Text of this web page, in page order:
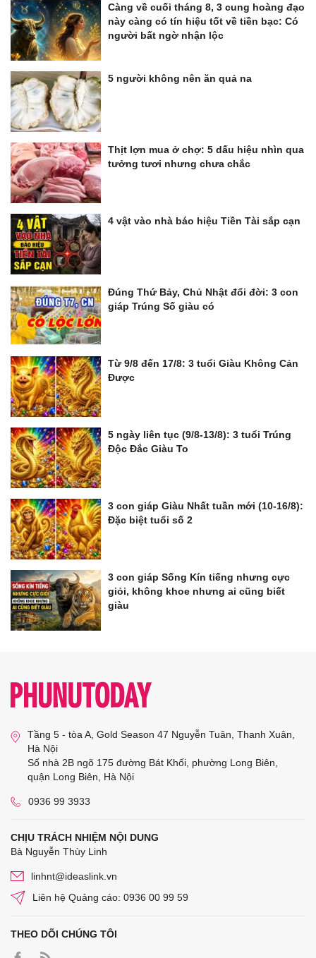
Càng về cuối tháng 8, 3 cung hoàng đạo
này càng có tín hiệu tốt về tiền bạc: Có
người bất ngờ nhận lộc
5 người không nên ăn quả na
Thịt lợn mua ở chợ: 5 dấu hiệu nhìn qua
tưởng tươi nhưng chưa chắc
4 vật vào nhà báo hiệu Tiền Tài sắp cạn
Đúng Thứ Bảy, Chủ Nhật đổi đời: 3 con
giáp Trúng Số giàu có
Từ 9/8 đến 17/8: 3 tuổi Giàu Không Cản
Được
5 ngày liên tục (9/8-13/8): 3 tuổi Trúng
Độc Đắc Giàu To
3 con giáp Giàu Nhất tuần mới (10-16/8):
Đặc biệt tuổi số 2
3 con giáp Sống Kín tiếng nhưng cực
giỏi, không khoe nhưng ai cũng biết
giàu
Tầng 5 - tòa A, Gold Season 47 Nguyễn Tuân, Thanh Xuân,
Hà Nội
Số nhà 2B ngõ 175 đường Bát Khối, phường Long Biên,
quận Long Biên, Hà Nội
0936 99 3933
CHỊU TRÁCH NHIỆM NỘI DUNG
Bà Nguyễn Thùy Linh
linhnt@ideaslink.vn
Liên hệ Quảng cáo: 0936 00 99 59
THEO DÕI CHÚNG TÔI